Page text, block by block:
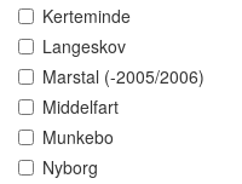
Kerteminde
Langeskov
Marstal (-2005/2006)
Middelfart
Munkebo
Nyborg